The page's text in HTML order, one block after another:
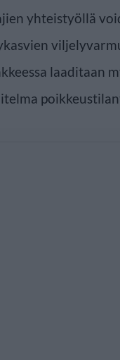
yhteistyöllä
laaditaan